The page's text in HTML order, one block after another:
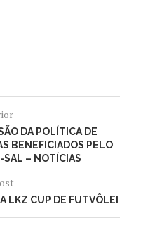
DA POLÍTICA DE
BENEFICIADOS PELO
SAL – NOTÍCIAS
LKZ CUP DE FUTVÔLEI